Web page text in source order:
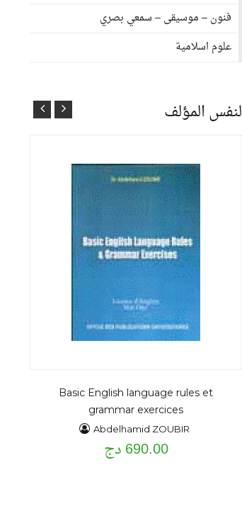
فنون – موسيقى – سمعي بصري
علوم اسلامية
لنفس المؤلف
Basic English language rules et
grammar exercices
Abdelhamid ZOUBIR
690.00 دج